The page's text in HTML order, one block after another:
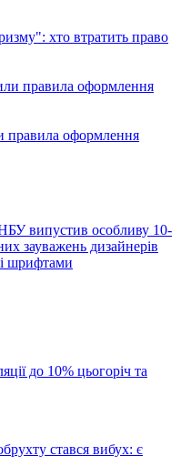
хто втратить право
правила оформлення
випустив особливу 10-
зауважень дизайнерів
шрифтами
до 10% цьогоріч та
стався вибух: є